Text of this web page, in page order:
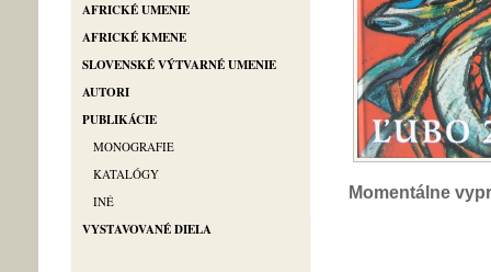
AFRICKÉ UMENIE
AFRICKÉ KMENE
SLOVENSKÉ VÝTVARNÉ UMENIE
AUTORI
PUBLIKÁCIE
MONOGRAFIE
KATALÓGY
INÉ
VYSTAVOVANÉ DIELA
Momentálne